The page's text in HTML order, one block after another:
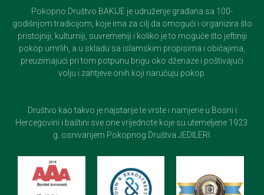
Pokopno Društvo BAKIJE je udruženje građana sa 100-
godišnjom tradicijom, koje ima za cilj da omogući i organizira što
pristojniji, kulturniji, suvremeniji i koliko je to moguće što jeftiniji
pokop umrlih, a u skladu sa islamskim propisima i običajima,
preuzimajući pri tom potpunu brigu oko dženaze i poštivajući
volju i zahtjeve onih koji naručuju pokop.
Društvo kao takvo je najstarije te vrste i namjene u Bosni i
Hercegovini i baštini sve one vrijednote koje su utemeljene 1923.
g. osnivanjem Pokopnog Društva JEDILERI.